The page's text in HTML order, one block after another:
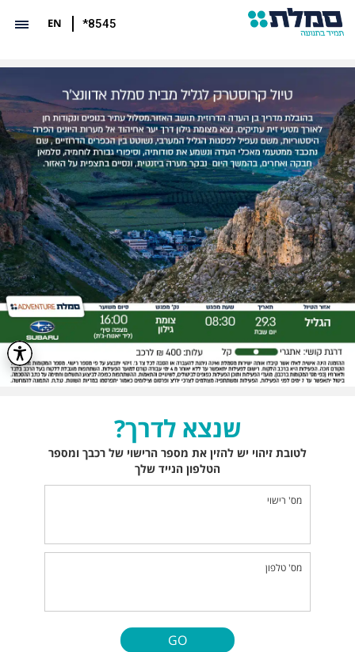
*8545
EN
שנצא לדרך?
לטובת זיהוי יש להזין את מספר הרישוי של רכבך ומספר
הטלפון הנייד שלך
מס' רישוי
מס' טלפון
GO